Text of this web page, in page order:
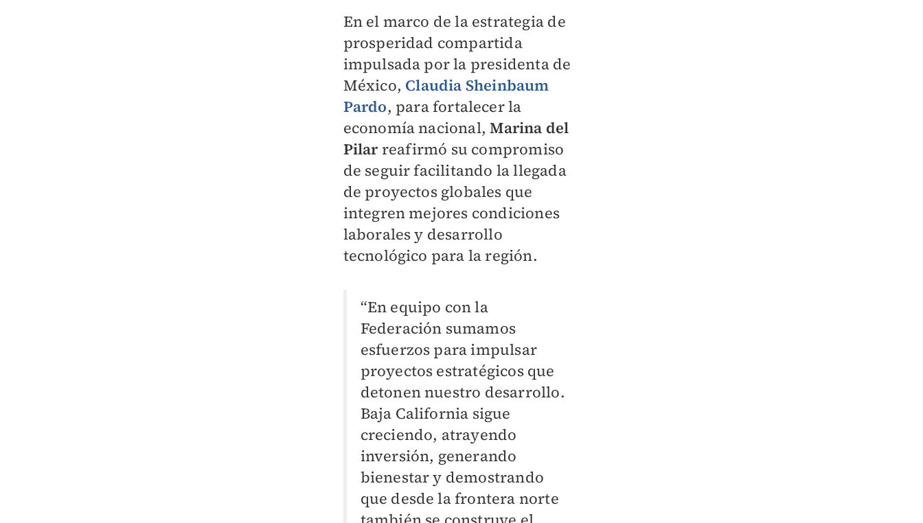
En el marco de la estrategia de
prosperidad compartida
impulsada por la presidenta de
México, Claudia Sheinbaum
Pardo, para fortalecer la
economía nacional,Marina del
Pilarreafirmó su compromiso
de seguir facilitando la llegada
de proyectos globales que
integren mejores condiciones
laborales y desarrollo
tecnológico para la región.
“En equipo con la
Federación sumamos
esfuerzos para impulsar
proyectos estratégicos que
detonen nuestro desarrollo.
Baja California sigue
creciendo, atrayendo
inversión, generando
bienestar y demostrando
que desde la frontera norte